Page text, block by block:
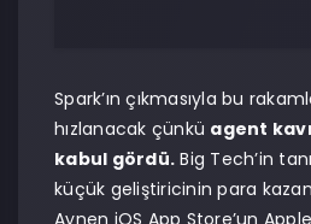
Spark’ın çıkmasıyla bu
hızlanacak çünkü agent
kabul gördü. Big Tech’in
küçük geliştiricinin para
Aynen iOS App Store’un